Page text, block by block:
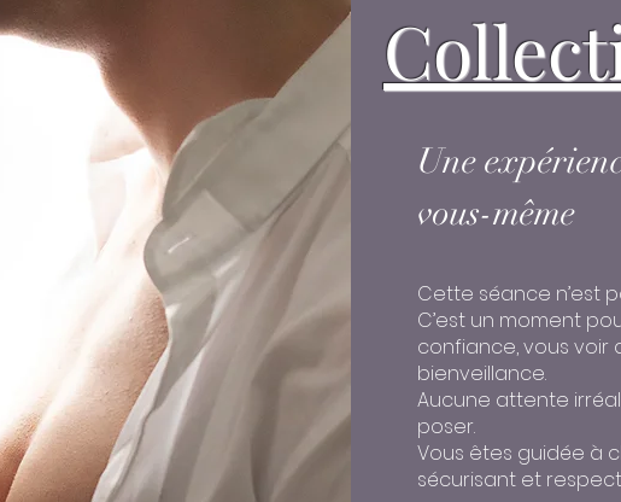
Une
vous-même
Cette séance n’est
C’est un moment
confiance, vous
bienveillance.
Aucune attente
poser.
Vous êtes guidée à
sécurisant et